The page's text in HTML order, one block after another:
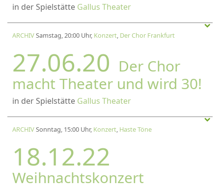
in der Spielstätte Gallus Theater
ARCHIVSamstag, 20:00 Uhr, Konzert, Der Chor Frankfurt
27.06.20 Der Chor
macht Theater und wird 30!
in der Spielstätte Gallus Theater
ARCHIVSonntag, 15:00 Uhr, Konzert, Haste Töne
18.12.22
Weihnachtskonzert